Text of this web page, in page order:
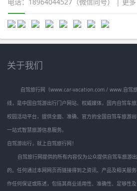
关于我们
自驾旅行网（www.car-vacation.com / www.自驾
线，是中国自驾游出行门户网站、权威媒体，国内自驾车
校园活动平台，提供全面、准确、官方的全国自驾车旅游
一站式智慧旅游信息服务。
自驾游出行，就上自驾旅行网！
自驾旅行网提供的所有内容仅为公众提供自驾车旅游
的。任何通过本网网页而链接得到之资讯、产品及相关服
作任何保证或陈述，包括其商业适用性、准确性、足够性及